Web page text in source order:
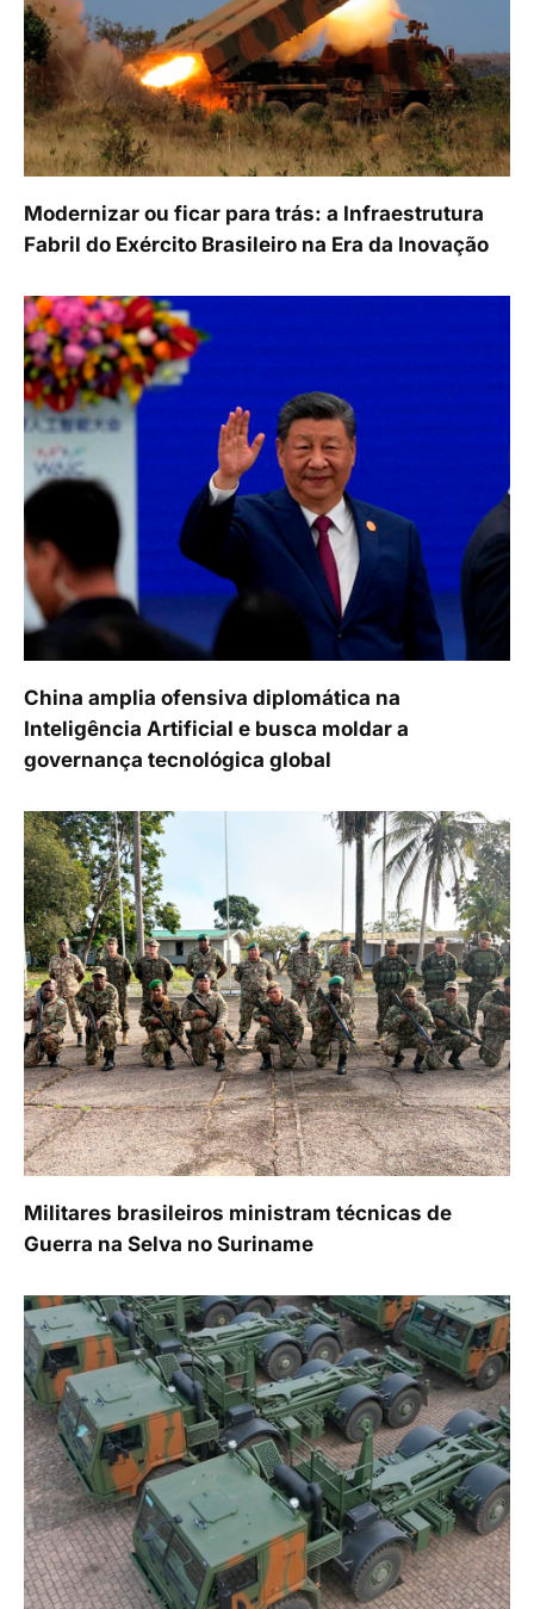
Modernizar ou ficar para trás: a Infraestrutura
Fabril do Exército Brasileiro na Era da Inovação
China amplia ofensiva diplomática na
Inteligência Artificial e busca moldar a
governança tecnológica global
Militares brasileiros ministram técnicas de
Guerra na Selva no Suriname